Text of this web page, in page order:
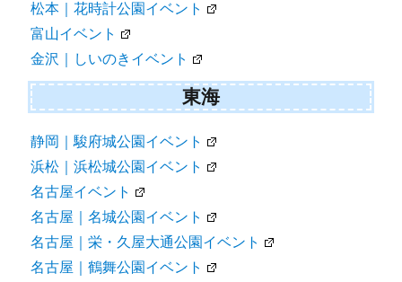
松本｜花時計公園イベント
富山イベント
金沢｜しいのきイベント
東海
静岡｜駿府城公園イベント
浜松｜浜松城公園イベント
名古屋イベント
名古屋｜名城公園イベント
名古屋｜栄・久屋大通公園イベント
名古屋｜鶴舞公園イベント